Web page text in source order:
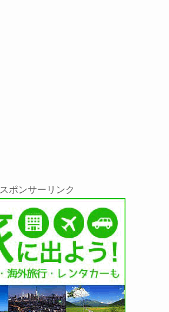
スポンサーリンク